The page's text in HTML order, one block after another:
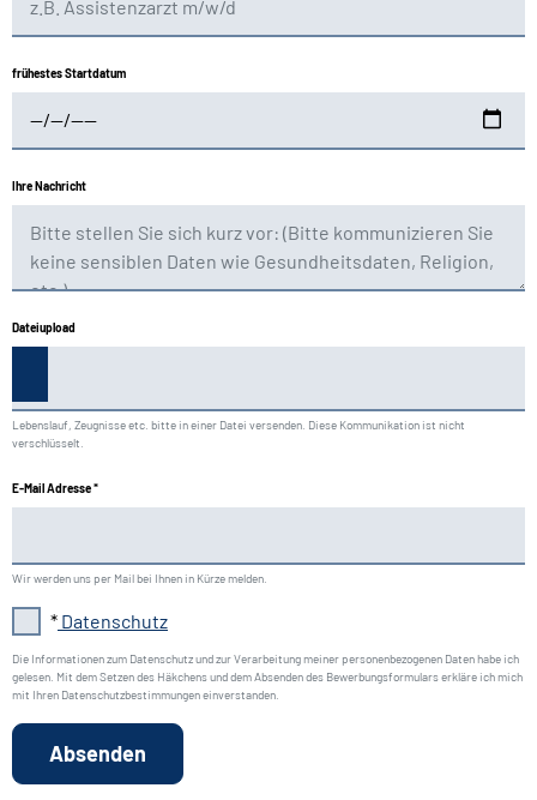
frühestes Startdatum
Ihre Nachricht
Dateiupload
Lebenslauf, Zeugnisse etc. bitte in einer Datei versenden. Diese Kommunikation ist nicht
verschlüsselt.
E-Mail Adresse*
Wir werden uns per Mail bei Ihnen in Kürze melden.
* Datenschutz
Die Informationen zum Datenschutz und zur Verarbeitung meiner personenbezogenen Daten habe ich
gelesen. Mit dem Setzen des Häkchens und dem Absenden des Bewerbungsformulars erkläre ich mich
mit Ihren Datenschutzbestimmungen einverstanden.
Absenden